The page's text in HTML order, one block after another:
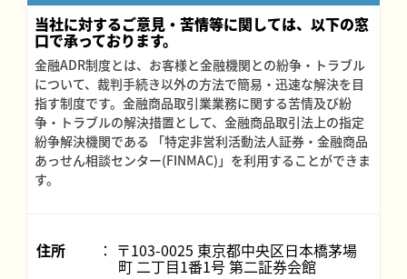
当社に対するご意見・苦情等に関しては、以下の窓
口で承っております。
金融ADR制度とは、お客様と金融機関との紛争・トラブル
について、裁判手続き以外の方法で簡易・迅速な解決を目
指す制度です。金融商品取引業業務に関する苦情及び紛
争・トラブルの解決措置として、金融商品取引法上の指定
紛争解決機関である 「特定非営利活動法人証券・金融商品
あっせん相談センター(FINMAC)」を利用することができま
す。
住所 〒103-0025 東京都中央区日本橋茅場
町 二丁目1番1号 第二証券会館